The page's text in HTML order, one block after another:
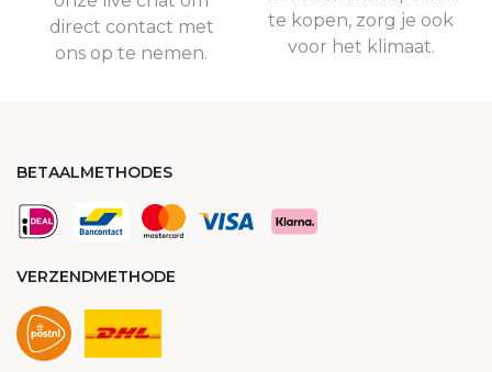
direct contact met
ons op te nemen.
te kopen, zorg je ook
voor het klimaat.
BETAALMETHODES
VERZENDMETHODE